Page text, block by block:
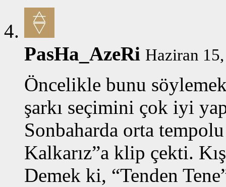
PasHa_AzeRi Haziran
Öncelikle bunu
şarkı seçimini çok iyi
Sonbaharda orta
Kalkarız”a klip çekti.
Demek ki, “Tenden